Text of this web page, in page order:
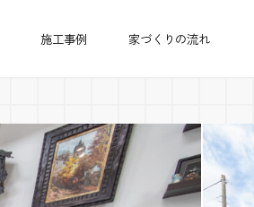
施工事例 家づくりの流れ